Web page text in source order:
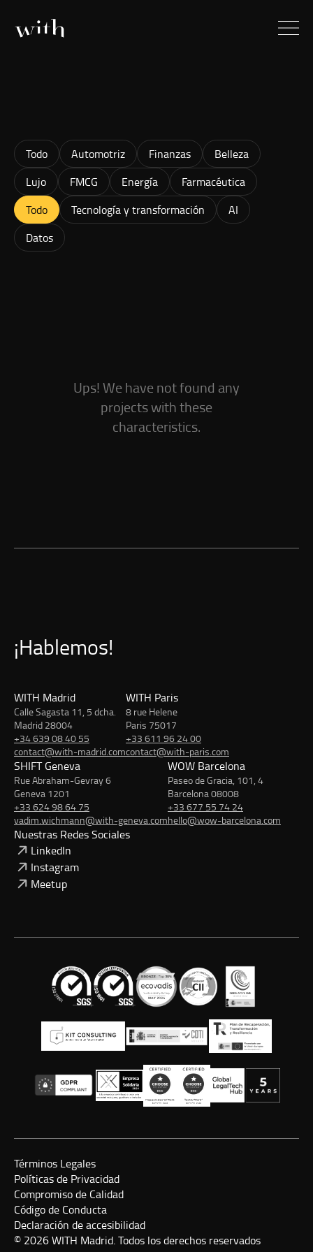
Todo Automotriz Finanzas
Belleza
Lujo
FMCG Energía
Farmacéutica
Todo
Tecnología y transformación
AI
Datos
Ups! We have not found any
projects with these
characteristics.
¡Hablemos!
WITH Madrid
Calle Sagasta 11, 5 dcha.
Madrid 28004
+34 639 08 40 55
contact@with-madrid.com
WITH Paris
8 rue Helene
Paris 75017
+33 611 96 24 00
contact@with-paris.com
SHIFT Geneva
Rue Abraham-Gevray 6
Geneva 1201
+33 624 98 64 75
vadim.wichmann@with-geneva.com
WOW Barcelona
Paseo de Gracia, 101, 4
Barcelona 08008
+33 677 55 74 24
hello@wow-barcelona.com
Nuestras Redes Sociales
LinkedIn
Instagram
Meetup
Términos Legales
Políticas de Privacidad
Compromiso de Calidad
Código de Conducta
Declaración de accesibilidad
© 2026 WITH Madrid. Todos los derechos reservados